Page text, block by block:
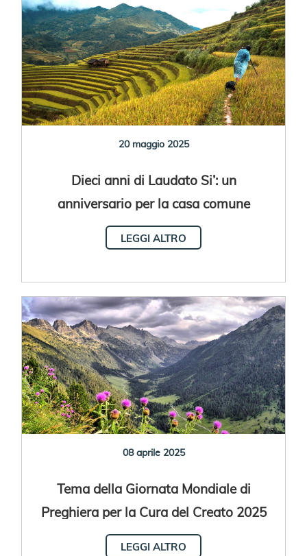
20 maggio 2025
Dieci anni di Laudato Si’: un
anniversario per la casa comune
LEGGI ALTRO
08 aprile 2025
Tema della Giornata Mondiale di
Preghiera per la Cura del Creato 2025
LEGGI ALTRO